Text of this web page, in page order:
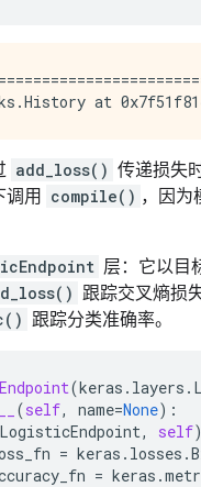
add_loss() 传递损失
调用
compile() ，因为
层：它以目
跟踪交叉熵损
跟踪分类准确率。
(keras . layers .
(self, name=None):
LogisticEndpoint, self)
= keras . losses .
= keras .